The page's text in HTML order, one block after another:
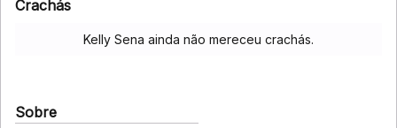
Crachás
Kelly Sena ainda não mereceu crachás.
Sobre